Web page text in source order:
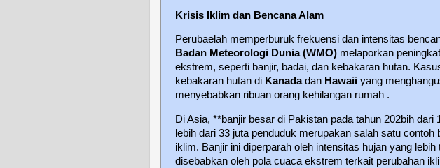
Krisis Iklim dan Bencana Alam
Perubaelah memperburuk frekuensi dan intensitas
Badan Meteorologi Dunia (WMO) melaporkan
ekstrem, seperti banjir, badai, dan kebakaran hutan.
kebakaran hutan di Kanadadan Hawaii yang
menyebabkan ribuan orang kehilangan rumah .
Di Asia, **banjir besar di Pakistan pada tahun 202bih dari
lebih dari 33 juta penduduk merupakan salah satu
iklim. Banjir ini diperparah oleh intensitas hujan yang
disebabkan oleh pola cuaca ekstrem terkait perubahan